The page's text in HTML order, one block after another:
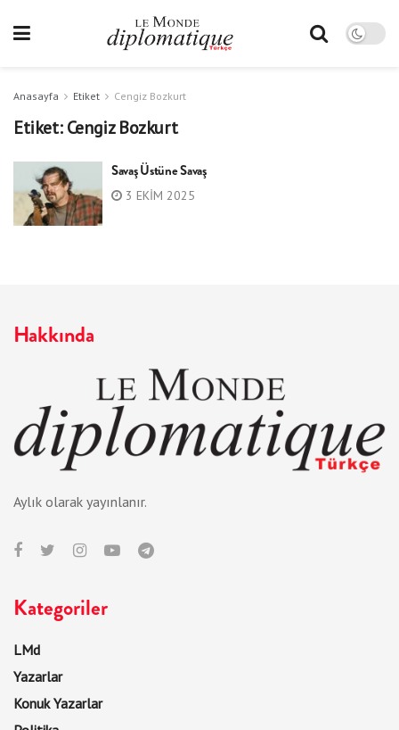
Anasayfa Etiket Cengiz Bozkurt
Etiket:Cengiz Bozkurt
Savaş Üstüne Savaş
3 EKIM 2025
Hakkında
Aylık olarak yayınlanır.
Kategoriler
LMd
Yazarlar
Konuk Yazarlar